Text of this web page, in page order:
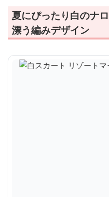
夏にぴったり白のナ
漂う編みデザイン